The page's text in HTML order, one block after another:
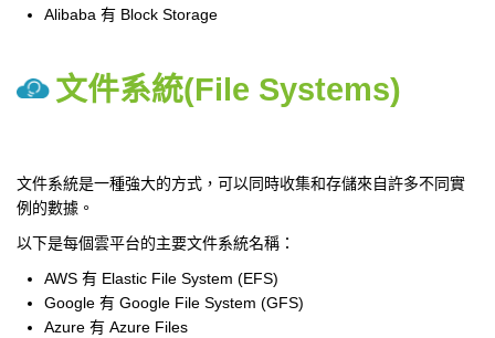
Alibaba 有 Block Storage
文件系統(File Systems)
文件系統是一種強大的方式，可以同時收集和存儲來自許多不同實
例的數據。
以下是每個雲平台的主要文件系統名稱：
AWS 有 Elastic File System (EFS)
Google 有 Google File System (GFS)
Azure 有 Azure Files